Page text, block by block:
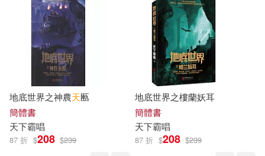
地底世界之神農天匭
簡體書
天下霸唱
87 折 $208 $239
地底世界之樓蘭妖耳
簡體書
天下霸唱
87 折 $208 $239